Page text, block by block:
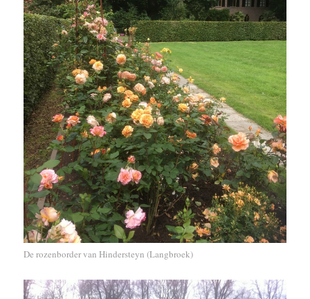
De rozenborder van Hindersteyn (Langbroek)